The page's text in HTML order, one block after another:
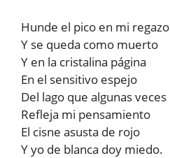
Hunde el pico en mi regazo
Y se queda como muerto
Y en la cristalina página
En el sensitivo espejo
Del lago que algunas veces
Refleja mi pensamiento
El cisne asusta de rojo
Y yo de blanca doy miedo.